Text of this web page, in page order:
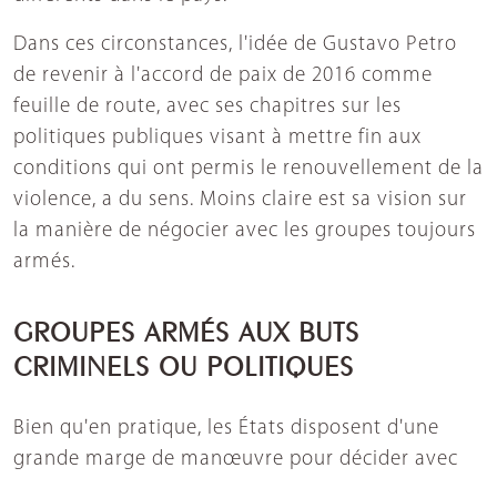
Dans ces circonstances, l'idée de Gustavo Petro
de revenir à l'accord de paix de 2016 comme
feuille de route, avec ses chapitres sur les
politiques publiques visant à mettre fin aux
conditions qui ont permis le renouvellement de la
violence, a du sens. Moins claire est sa vision sur
la manière de négocier avec les groupes toujours
armés.
GROUPES ARMÉS AUX BUTS
CRIMINELS OU POLITIQUES
Bien qu'en pratique, les États disposent d'une
grande marge de manœuvre pour décider avec